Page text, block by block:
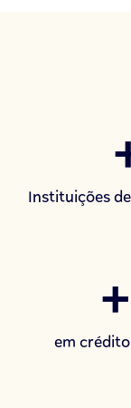
Instituições
em